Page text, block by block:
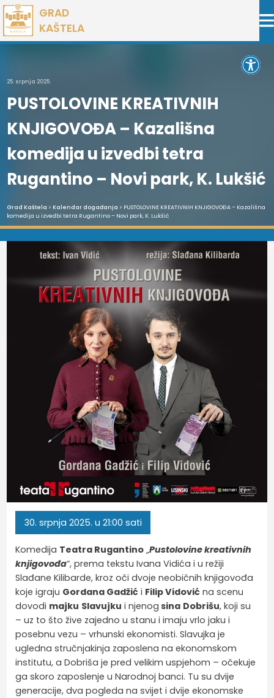
Preskoči
na
sadržaj
GRAD
KAŠTELA
25. srpnja 2025.
PUSTOLOVINE KREATIVNIH
KNJIGOVOĐA – Kazališna
komedija u izvedbi tetra
Rugantino – Novi park, K. Lukšić
Grad Kaštela > Kalendar događanja > PUSTOLOVINE KREATIVNIH KNJIGOVOĐA – Kazališna
komedija u izvedbi tetra Rugantino – Novi park, K. Lukšić
30. srpnja 2025. u 21:00 sati
Komedija Teatra Rugantino „Pustolovine kreativnih
knjigovođa“, prema tekstu Ivana Vidića i u režiji
Slađane Kilibarde, kroz oči dvoje neobičnih knjigovođa
koje igraju Gordana Gadžić i Filip Vidović na scenu
dovodi majku Slavujku i njenog sina Dobrišu, koji su
– uz to što žive zajedno u stanu i imaju vrlo jaku i
posebnu vezu – vrhunski ekonomisti. Slavujka je
ugledna stručnjakinja zaposlena na ekonomskom
institutu, a Dobriša je pred velikim uspjehom – očekuje
ga skoro zaposlenje u Narodnoj banci. Tu su dvije
generacije, dva pogleda na svijet i dvije ekonomske